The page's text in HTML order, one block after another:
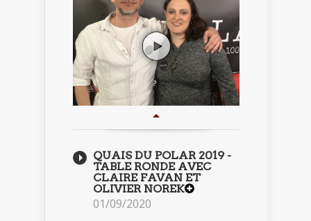
QUAIS DU POLAR 2019 -
TABLE RONDE AVEC
CLAIRE FAVAN ET
OLIVIER NOREK
01/09/2020